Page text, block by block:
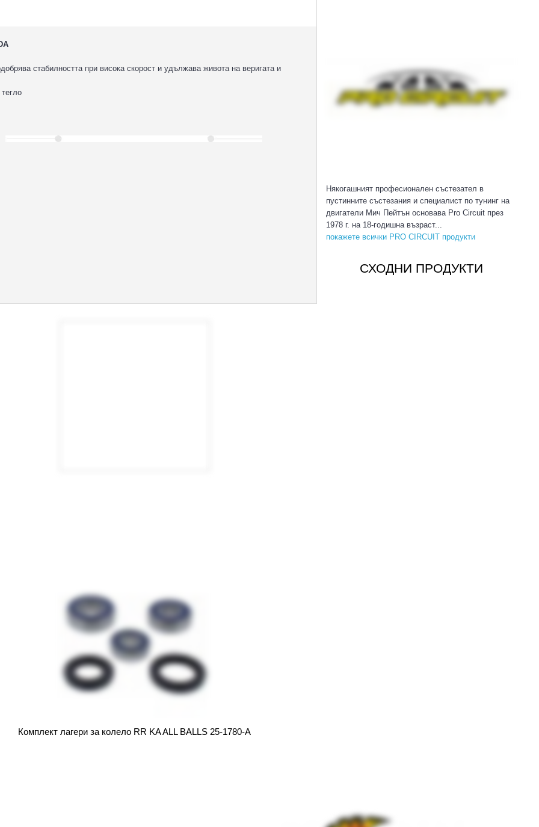
стабилността при висока скорост и удължава живота на веригата и
Някогашният професионален състезател в
пустинните състезания и специалист по тунинг на
двигатели Мич Пейтън основава Pro Circuit през
1978 г. на 18-годишна възраст...
покажете всички PRO CIRCUIT продукти
СХОДНИ ПРОДУКТИ
Комплект лагери за колело RR KA ALL BALLS 25-1780-A